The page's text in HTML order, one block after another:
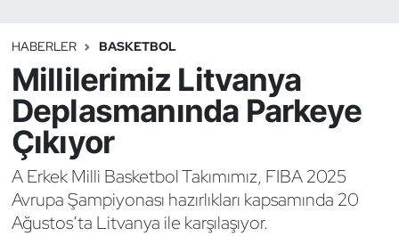
HABERLER BASKETBOL
Millilerimiz Litvanya
Deplasmanında Parkeye
Çıkıyor
A Erkek Milli Basketbol Takımımız, FIBA 2025
Avrupa Şampiyonası hazırlıkları kapsamında 20
Ağustos’ta Litvanya ile karşılaşıyor.
Binicilik
Bisiklet
Bocce Bowling Dart
Boks